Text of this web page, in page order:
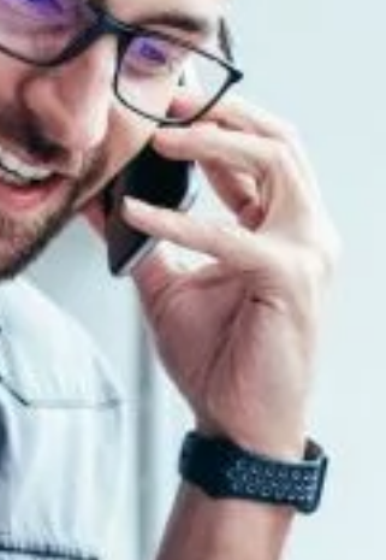
przenikają do naszego codziennego
życia. Doskonałym przykładem są zamki
do drzwi zarządzane zdalnie (wyłącznie
elektronicznie), które […]